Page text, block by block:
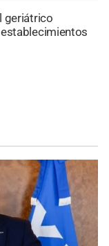
geriátrico